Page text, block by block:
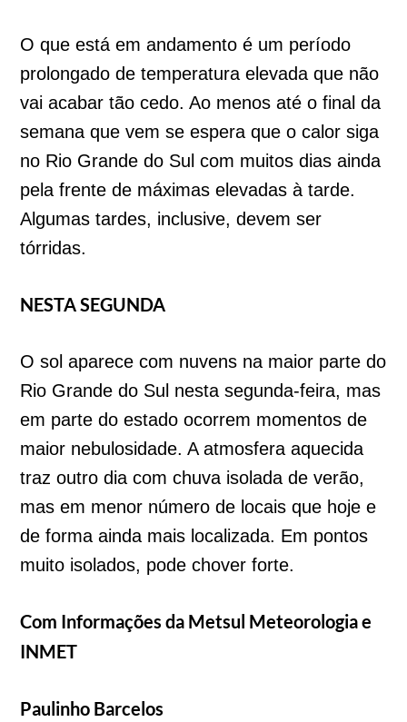
O que está em andamento é um período
prolongado de temperatura elevada que não
vai acabar tão cedo. Ao menos até o final da
semana que vem se espera que o calor siga
no Rio Grande do Sul com muitos dias ainda
pela frente de máximas elevadas à tarde.
Algumas tardes, inclusive, devem ser
tórridas.
NESTA SEGUNDA
O sol aparece com nuvens na maior parte do
Rio Grande do Sul nesta segunda-feira, mas
em parte do estado ocorrem momentos de
maior nebulosidade. A atmosfera aquecida
traz outro dia com chuva isolada de verão,
mas em menor número de locais que hoje e
de forma ainda mais localizada. Em pontos
muito isolados, pode chover forte.
Com Informações da Metsul Meteorologia e
INMET
Paulinho Barcelos